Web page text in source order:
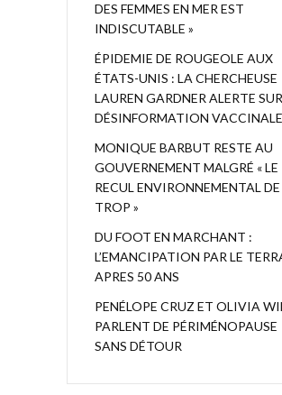
DES FEMMES EN MER EST
INDISCUTABLE »
ÉPIDEMIE DE ROUGEOLE AUX
ÉTATS-UNIS : LA CHERCHEUSE
LAUREN GARDNER ALERTE
DÉSINFORMATION VACCINALE
MONIQUE BARBUT RESTE AU
GOUVERNEMENT MALGRÉ « LE
RECUL ENVIRONNEMENTAL DE
TROP »
DU FOOT EN MARCHANT :
L’EMANCIPATION PAR LE
APRES 50 ANS
PENÉLOPE CRUZ ET OLIVIA
PARLENT DE PÉRIMÉNOPAUSE
SANS DÉTOUR